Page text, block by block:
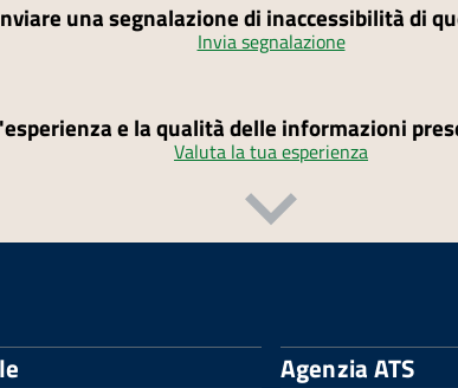
una segnalazione di inaccessibilità di
Invia segnalazione
e la qualità delle informazioni
Valuta la tua esperienza
Agenzia ATS